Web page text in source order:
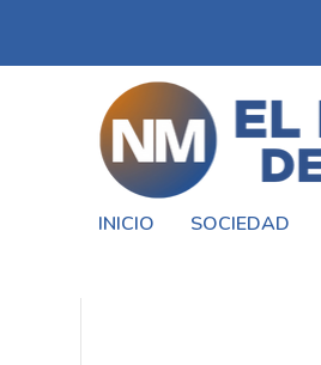
INICIO SOCIEDAD